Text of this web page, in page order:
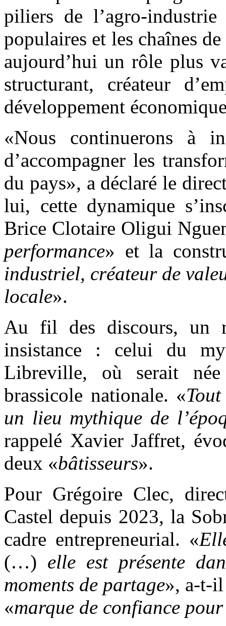
piliers de l’agro-
populaires et les chaînes
aujourd’hui un rôle plus
structurant, créateur
développement
«Nous continuerons à
d’accompagner les
du pays», a déclaré le
lui, cette dynamique
Brice Clotaire Oligui
performance» et la
industriel, créateur de
locale».
Au fil des discours, un
insistance : celui du
Libreville, où serait
brassicole nationale. «
un lieu mythique de
rappelé Xavier Jaffret,
deux «bâtisseurs».
Pour Grégoire Clec,
Castel depuis 2023, la
cadre entrepreneurial. «
(…) elle est présente
moments de partage», a-t-
«marque de confiance